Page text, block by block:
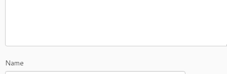
Name